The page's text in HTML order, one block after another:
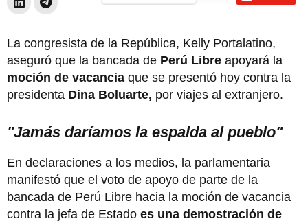
La congresista de la República, Kelly Portalatino,
aseguró que la bancada de Perú Libre apoyará la
moción de vacancia que se presentó hoy contra la
presidenta Dina Boluarte, por viajes al extranjero.
"Jamás daríamos la espalda al pueblo"
En declaraciones a los medios, la parlamentaria
manifestó que el voto de apoyo de parte de la
bancada de Perú Libre hacia la moción de vacancia
contra la jefa de Estado es una demostración de